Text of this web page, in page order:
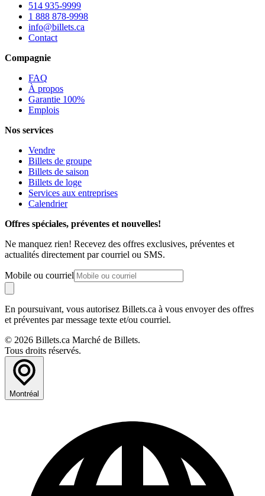
514 935-9999
1 888 878-9998
info@billets.ca
Contact
Compagnie
FAQ
À propos
Garantie 100%
Emplois
Nos services
Vendre
Billets de groupe
Billets de saison
Billets de loge
Services aux entreprises
Calendrier
Offres spéciales, préventes et nouvelles!
Ne manquez rien! Recevez des offres exclusives, préventes et
actualités directement par courriel ou SMS.
Mobile ou courriel
En poursuivant, vous autorisez Billets.ca à vous envoyer des offres
et préventes par message texte et/ou courriel.
© 2026 Billets.ca Marché de Billets.
Tous droits réservés.
Montréal